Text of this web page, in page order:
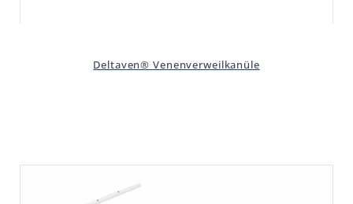
Deltaven® Venenverweilkanüle